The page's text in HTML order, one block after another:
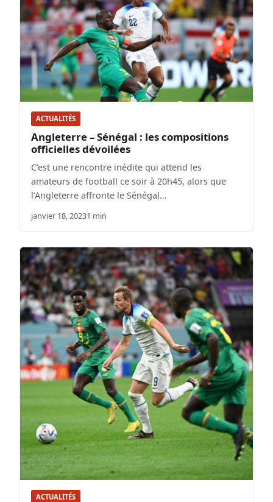
ACTUALITÉS
Angleterre – Sénégal : les compositions
officielles dévoilées
C’est une rencontre inédite qui attend les
amateurs de football ce soir à 20h45, alors que
l’Angleterre affronte le Sénégal…
janvier 18, 20231 min
ACTUALITÉS